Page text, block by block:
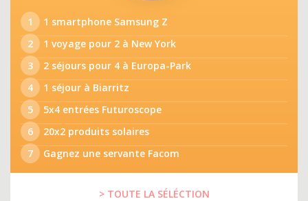
1
1 smartphone Samsung Z
2
1 voyage pour 2 à New York
3
2 séjours pour 4 à Europa-Park
4
1 séjour à Biarritz
5
5x4 entrées Futuroscope
6
20x2 produits solaires
7
Gagnez une servante Facom
> TOUTE LA SÉLÉCTION